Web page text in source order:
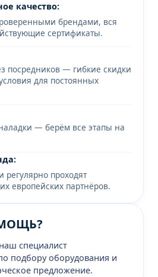
качество:
брендами, вся
сертификаты.
посредников — гибкие скидки
для постоянных
— берём все этапы на
проходят
европейских партнёров.
специалист
подбору оборудования и
предложение.